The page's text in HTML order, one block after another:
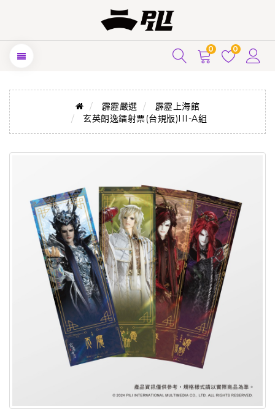
0 0
霹靂嚴選
霹靂上海館
玄英朗逸鐳射票(台規版)III-A組